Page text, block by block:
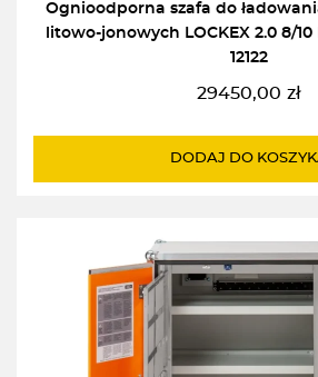
Ognioodporna szafa do
litowo-jonowych LOCKEX 2.0 8/10
12122
29450,00 zł
DODAJ DO